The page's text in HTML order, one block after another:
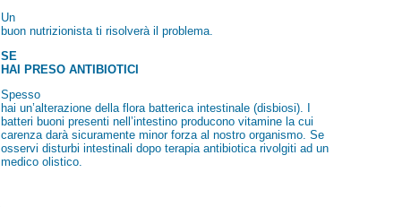
Un
buon nutrizionista ti risolverà il problema.
SE
HAI PRESO ANTIBIOTICI
Spesso
hai un’alterazione della flora batterica intestinale (disbiosi). I
batteri buoni presenti nell’intestino producono vitamine la cui
carenza darà sicuramente minor forza al nostro organismo. Se
osservi disturbi intestinali dopo terapia antibiotica rivolgiti ad un
medico olistico.